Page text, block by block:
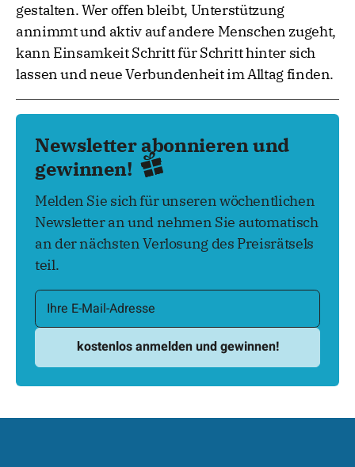
gestalten. Wer offen bleibt, Unterstützung
annimmt und aktiv auf andere Menschen zugeht,
kann Einsamkeit Schritt für Schritt hinter sich
lassen und neue Verbundenheit im Alltag finden.
Newsletter abonnieren und
gewinnen!
Melden Sie sich für unseren wöchentlichen
Newsletter an und nehmen Sie automatisch
an der nächsten Verlosung des Preisrätsels
teil.